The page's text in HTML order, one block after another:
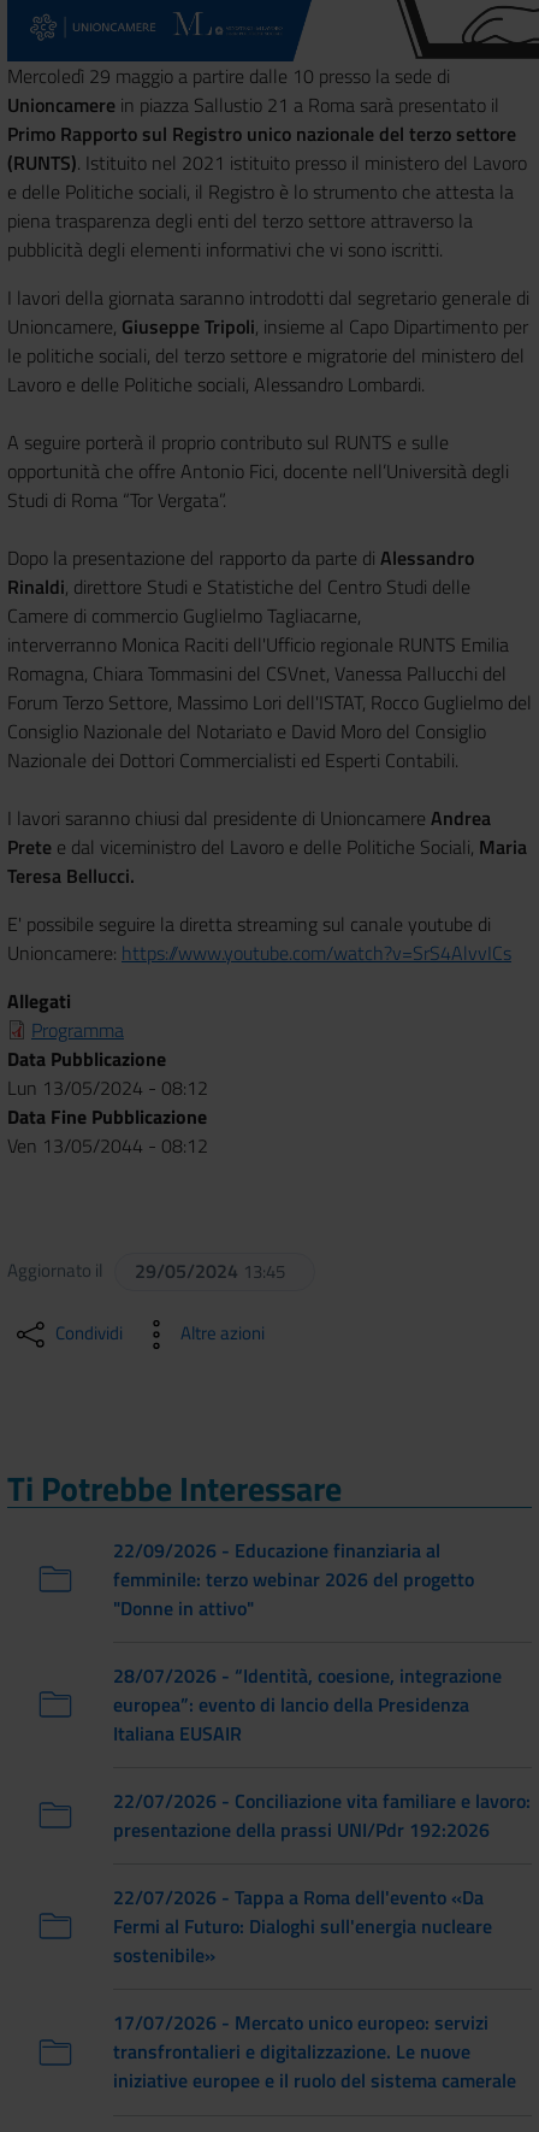
Mercoledì 29 maggio a partire dalle 10 presso la sede di
Unioncamere in piazza Sallustio 21 a Roma sarà presentato il
Primo Rapporto sul Registro unico nazionale del terzo settore
(RUNTS). Istituito nel 2021 istituito presso il ministero del Lavoro
e delle Politiche sociali, il Registro è lo strumento che attesta la
piena trasparenza degli enti del terzo settore attraverso la
pubblicità degli elementi informativi che vi sono iscritti.
I lavori della giornata saranno introdotti dal segretario generale di
Unioncamere, Giuseppe Tripoli, insieme al Capo Dipartimento per
le politiche sociali, del terzo settore e migratorie del ministero del
Lavoro e delle Politiche sociali, Alessandro Lombardi.
A seguire porterà il proprio contributo sul RUNTS e sulle
opportunità che offre Antonio Fici, docente nell’Università degli
Studi di Roma “Tor Vergata”.
Dopo la presentazione del rapporto da parte di Alessandro
Rinaldi, direttore Studi e Statistiche del Centro Studi delle
Camere di commercio Guglielmo Tagliacarne,
interverranno Monica Raciti dell'Ufficio regionale RUNTS Emilia
Romagna, Chiara Tommasini del CSVnet, Vanessa Pallucchi del
Forum Terzo Settore, Massimo Lori dell'ISTAT, Rocco Guglielmo del
Consiglio Nazionale del Notariato e David Moro del Consiglio
Nazionale dei Dottori Commercialisti ed Esperti Contabili.
I lavori saranno chiusi dal presidente di Unioncamere Andrea
Prete e dal viceministro del Lavoro e delle Politiche Sociali, Maria
Teresa Bellucci.
E' possibile seguire la diretta streaming sul canale youtube di
Unioncamere: https://www.youtube.com/watch?v=SrS4AlvvICs
Allegati
Programma
Data Pubblicazione
Lun 13/05/2024 - 08:12
Data Fine Pubblicazione
Ven 13/05/2044 - 08:12
Aggiornato il 29/05/2024 13:45
Condividi Altre azioni
Ti Potrebbe Interessare
22/09/2026 - Educazione finanziaria al
femminile: terzo webinar 2026 del progetto
"Donne in attivo"
28/07/2026 - “Identità, coesione, integrazione
europea”: evento di lancio della Presidenza
Italiana EUSAIR
22/07/2026 - Conciliazione vita familiare e lavoro:
presentazione della prassi UNI/Pdr 192:2026
22/07/2026 - Tappa a Roma dell'evento «Da
Fermi al Futuro: Dialoghi sull'energia nucleare
sostenibile»
17/07/2026 - Mercato unico europeo: servizi
transfrontalieri e digitalizzazione. Le nuove
iniziative europee e il ruolo del sistema camerale